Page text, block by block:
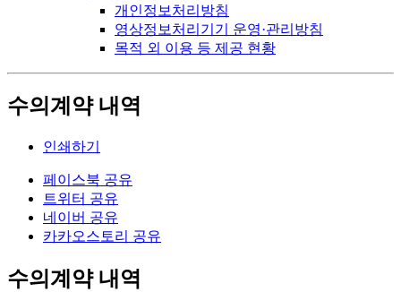
개인정보처리방침
영상정보처리기기 운영·관리방침
목적 외 이용 등 제공 현황
수의계약 내역
인쇄하기
페이스북 공유
트위터 공유
네이버 공유
카카오스토리 공유
수의계약 내역